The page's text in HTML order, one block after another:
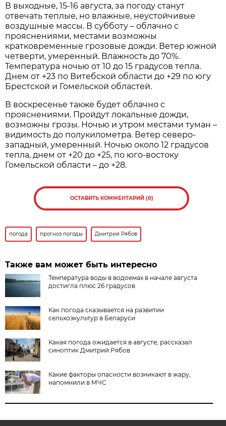
В выходные, 15-16 августа, за погоду станут
отвечать теплые, но влажные, неустойчивые
воздушные массы. В субботу – облачно с
прояснениями, местами возможны
кратковременные грозовые дожди. Ветер южной
четверти, умеренный. Влажность до 70%.
Температура ночью от 10 до 15 градусов тепла.
Днем от +23 по Витебской области до +29 по югу
Брестской и Гомельской областей.
В воскресенье также будет облачно с
прояснениями. Пройдут локальные дожди,
возможны грозы. Ночью и утром местами туман –
видимость до полукилометра. Ветер северо-
западный, умеренный. Ночью около 12 градусов
тепла, днем от +20 до +25, по юго-востоку
Гомельской области – до +28.
ОСТАВИТЬ КОММЕНТАРИЙ (0)
погода прогноз погоды Дмитрий Рябов
Также вам может быть интересно
Температура воды в водоемах в начале августа
достигла плюс 26 градусов
Как погода сказывается на развитии
сельхозкультур в Беларуси
Какая погода ожидается в августе, рассказал
синоптик Дмитрий Рябов
Какие факторы опасности возникают в жару,
напомнили в МЧС